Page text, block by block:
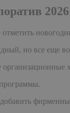
2026
но все еще